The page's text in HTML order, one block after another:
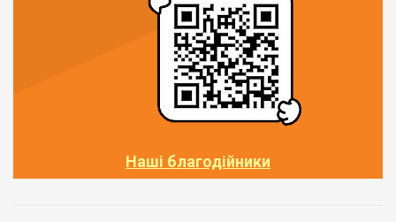
Наші благодійники